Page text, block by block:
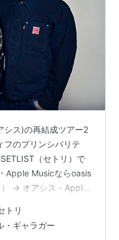
ガーを授かる。しかし
は離婚。
化によりついに
ナルドとの間にドノ
ラガーを授かる。
ナルドと結婚。
High Flying
ハイ・フライング・
動を開始。
ことにより半年間の
ス)の再結成ツアー2
フのプリンシパリテ
（セトリ）で
Apple Musicならoasis
） → オアシス - Apple
メル キーホルダー
細を見る 2025年7月
トリ
・ギャラガー